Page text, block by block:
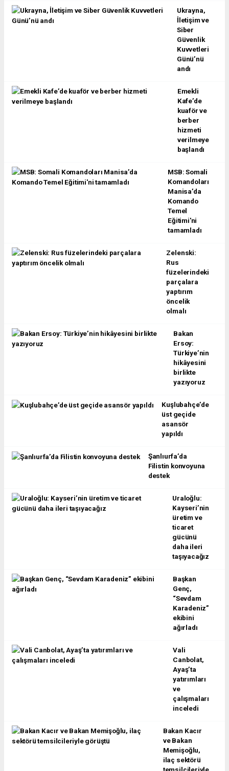
Ukrayna,
İletişim ve
Siber
Güvenlik
Kuvvetleri
Günü’nü
andı
Emekli
Kafe’de
kuaför ve
berber
hizmeti
verilmeye
başlandı
MSB: Somali
Komandoları
Manisa’da
Komando
Temel
Eğitimi'ni
tamamladı
Zelenski:
Rus
füzelerindeki
parçalara
yaptırım
öncelik
olmalı
Bakan
Ersoy:
Türkiye’nin
hikâyesini
birlikte
yazıyoruz
Kuşlubahçe’de
üst geçide
asansör
yapıldı
Şanlıurfa’da
Filistin konvoyuna
destek
Uraloğlu:
Kayseri’nin
üretim ve
ticaret
gücünü
daha ileri
taşıyacağız
Başkan
Genç,
“Sevdam
Karadeniz”
ekibini
ağırladı
Vali
Canbolat,
Ayaş’ta
yatırımları
ve
çalışmaları
inceledi
Bakan Kacır
ve Bakan
Memişoğlu,
ilaç sektörü